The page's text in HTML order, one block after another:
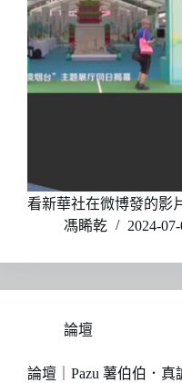
看新華社在微博發的影
馮睎乾
2024-
論壇
論壇｜Pazu 薯伯伯．